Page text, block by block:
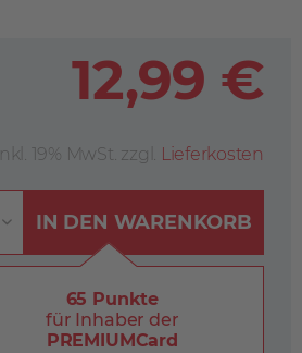
12,99 €
inkl. 19% MwSt. zzgl. Lieferkosten
IN DEN WARENKORB
65 Punkte
für Inhaber der
PREMIUMCard